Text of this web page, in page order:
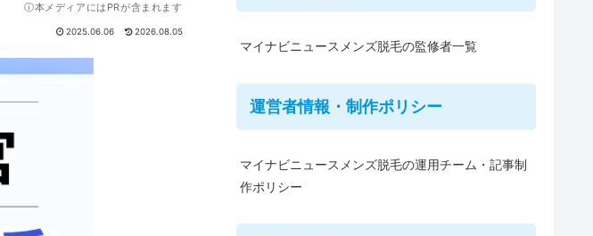
ⓘ本メディアにはPRが含まれます
2025.06.06 2026.08.05
マイナビニュースメンズ脱毛の監修者一覧
運営者情報・制作ポリシー
マイナビニュースメンズ脱毛の運用チーム・記事制
作ポリシー